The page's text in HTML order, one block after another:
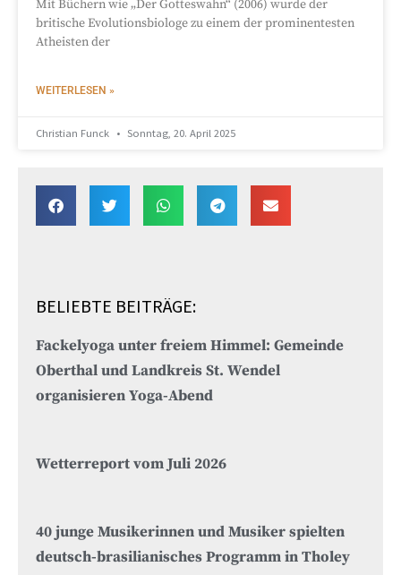
Mit Büchern wie „Der Gotteswahn“ (2006) wurde der
britische Evolutionsbiologe zu einem der prominentesten
Atheisten der
WEITERLESEN »
Christian Funck Sonntag, 20. April 2025
BELIEBTE BEITRÄGE:
Fackelyoga unter freiem Himmel: Gemeinde
Oberthal und Landkreis St. Wendel
organisieren Yoga-Abend
Wetterreport vom Juli 2026
40 junge Musikerinnen und Musiker spielten
deutsch-brasilianisches Programm in Tholey